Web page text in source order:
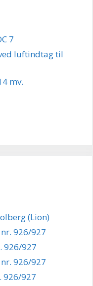
7
luftindtag til
mv.
(Lion)
926/927
926/927
926/927
926/927